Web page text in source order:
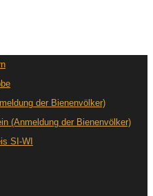
der Bienenvölker)
(Anmeldung der Bienenvölker)
SI-WI